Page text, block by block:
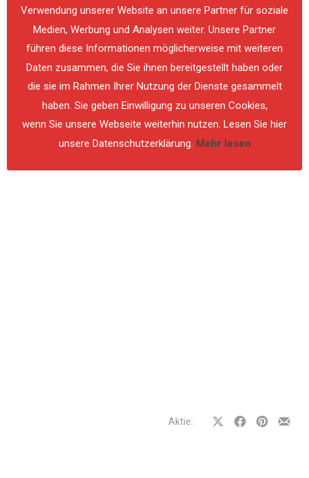
Aktie:
Auf
Auf
Auf
Teilen
PREVIOUS
Verwendung unserer Website an unsere Partner für soziale
Medien, Werbung und Analysen weiter. Unsere Partner
führen diese Informationen möglicherweise mit weiteren
Daten zusammen, die Sie ihnen bereitgestellt haben oder
die sie im Rahmen Ihrer Nutzung der Dienste gesammelt
haben. Sie geben Einwilligung zu unseren Cookies,
wenn Sie unsere Webseite weiterhin nutzen. Lesen Sie hier
unsere Datenschutzerklärung. Mehr lesen